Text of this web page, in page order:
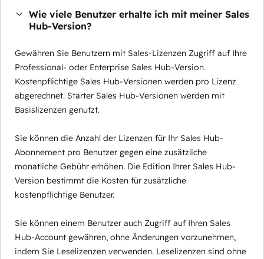
Wie viele Benutzer erhalte ich mit meiner Sales
Hub-Version?
Gewähren Sie Benutzern mit Sales-Lizenzen Zugriff auf Ihre
Professional- oder Enterprise Sales Hub-Version.
Kostenpflichtige Sales Hub-Versionen werden pro Lizenz
abgerechnet. Starter Sales Hub-Versionen werden mit
Basislizenzen genutzt.
Sie können die Anzahl der Lizenzen für Ihr Sales Hub-
Abonnement pro Benutzer gegen eine zusätzliche
monatliche Gebühr erhöhen. Die Edition Ihrer Sales Hub-
Version bestimmt die Kosten für zusätzliche
kostenpflichtige Benutzer.
Sie können einem Benutzer auch Zugriff auf Ihren Sales
Hub-Account gewähren, ohne Änderungen vorzunehmen,
indem Sie Leselizenzen verwenden. Leselizenzen sind ohne